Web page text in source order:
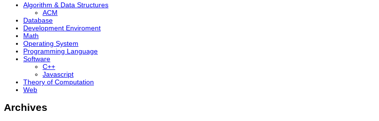
Algorithm & Data Structures
ACM
Database
Development Enviroment
Math
Operating System
Programming Language
Software
C++
Javascript
Theory of Computation
Web
Archives